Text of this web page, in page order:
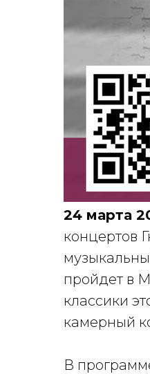
24 марта
концертов
пройдет в
классики
камерный
В